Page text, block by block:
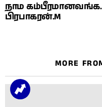
நாம
பிரபாகரன்.M
MORE